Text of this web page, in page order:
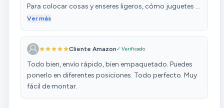
Para colocar cosas y enseres ligeros, cómo juguetes y
ropa doblada. Me va perfecto y cumple su cometido.
recomiendo.
Ver más
Cliente Amazon✓ Verificado
Todo bien, envío rápido, bien empaquetado. Puedes
ponerlo en diferentes posiciones. Todo perfecto. Muy
fácil de montar.